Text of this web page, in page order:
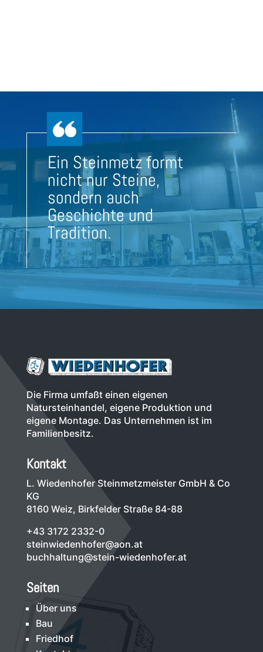
Ein Steinmetz formt
nicht nur Steine,
sondern auch
Geschichte und
Tradition.
Die Firma umfaßt einen eigenen
Natursteinhandel, eigene Produktion und
eigene Montage. Das Unternehmen ist im
Familienbesitz.
Kontakt
L. Wiedenhofer Steinmetzmeister GmbH & Co
KG
8160 Weiz, Birkfelder Straße 84-88
+43 3172 2332-0
steinwiedenhofer@aon.at
buchhaltung@stein-wiedenhofer.at
Seiten
Über uns
Bau
Friedhof